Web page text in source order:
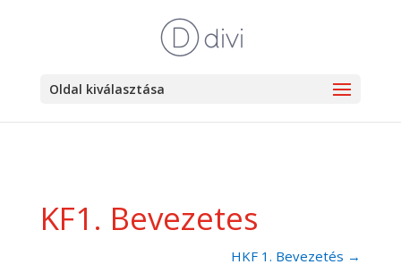
Oldal kiválasztása
KF1. Bevezetes
HKF 1. Bevezetés